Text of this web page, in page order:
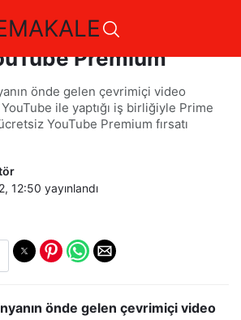
Prime’dan 3 ay
Premium
önde gelen çevrimiçi video
ile yaptığı iş birliğiyle Prime
YouTube Premium fırsatı
12:50 yayınlandı
önde gelen çevrimiçi video